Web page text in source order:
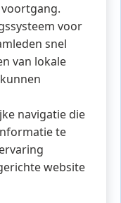
voor
snel
van lokale
navigatie die
te
website